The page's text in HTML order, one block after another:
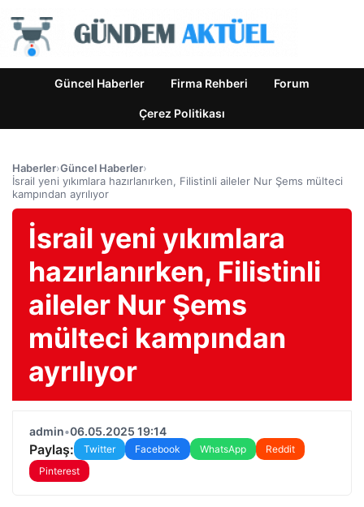
Güncel Haberler Firma Rehberi Forum
Çerez Politikası
Haberler›Güncel Haberler›
İsrail yeni yıkımlara hazırlanırken, Filistinli aileler Nur Şems mülteci
kampından ayrılıyor
İsrail yeni yıkımlara
hazırlanırken, Filistinli
aileler Nur Şems
mülteci kampından
ayrılıyor
admin•06.05.2025 19:14
Paylaş: Twitter Facebook WhatsApp
Reddit
Pinterest